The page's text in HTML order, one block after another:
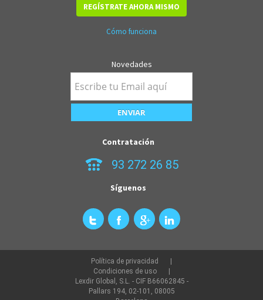
REGÍSTRATE AHORA MISMO
Cómo funciona
Novedades
Contratación
93 272 26 85
Síguenos
Política de privacidad
Condiciones de uso
Lexdir Global, S.L. - CIF B66062845 -
Pallars 194, 02-101, 08005